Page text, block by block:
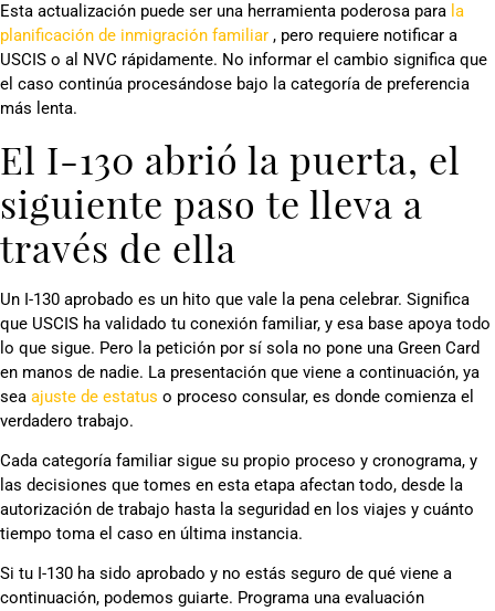
Esta actualización puede ser una herramienta poderosa para la
planificación de inmigración familiar , pero requiere notificar a
USCIS o al NVC rápidamente. No informar el cambio significa que
el caso continúa procesándose bajo la categoría de preferencia
más lenta.
El I-130 abrió la puerta, el
siguiente paso te lleva a
través de ella
Un I-130 aprobado es un hito que vale la pena celebrar. Significa
que USCIS ha validado tu conexión familiar, y esa base apoya todo
lo que sigue. Pero la petición por sí sola no pone una Green Card
en manos de nadie. La presentación que viene a continuación, ya
sea ajuste de estatus o proceso consular, es donde comienza el
verdadero trabajo.
Cada categoría familiar sigue su propio proceso y cronograma, y
las decisiones que tomes en esta etapa afectan todo, desde la
autorización de trabajo hasta la seguridad en los viajes y cuánto
tiempo toma el caso en última instancia.
Si tu I-130 ha sido aprobado y no estás seguro de qué viene a
continuación, podemos guiarte. Programa una evaluación